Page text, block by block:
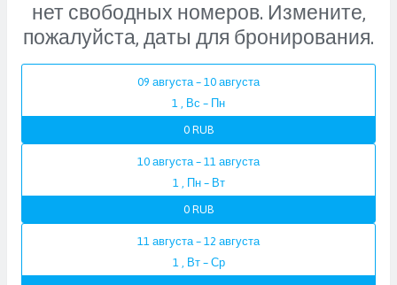
нет свободных номеров. Измените,
пожалуйста, даты для бронирования.
09 августа – 10 августа
1 , Вс – Пн
0 RUB
10 августа – 11 августа
1 , Пн – Вт
0 RUB
11 августа – 12 августа
1 , Вт – Ср